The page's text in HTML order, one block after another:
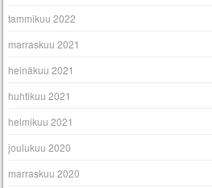
tammikuu 2022
marraskuu 2021
heinäkuu 2021
huhtikuu 2021
helmikuu 2021
joulukuu 2020
marraskuu 2020